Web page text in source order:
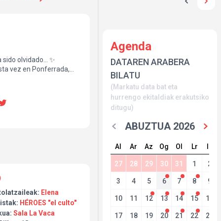
olvidado... ✨
vez en Ponferrada,
que nunca.
fiel y apasionado a
español resonará como
viva.
Elena
HÉROES "el culto"
Sala La Vaca
Agenda
DATAREN ARABERA
BILATU
(Markatu data bat eta
hurrengo ekitaldiak erakutsiko
ditugu)
ABUZTUA 2026
Al Ar Az Og Ol Lr Ig
27 28 29 30 31 1 2
3 4 5 6 7 8 9
10 11 12 13 14 15 16
17 18 19 20 21 22 23